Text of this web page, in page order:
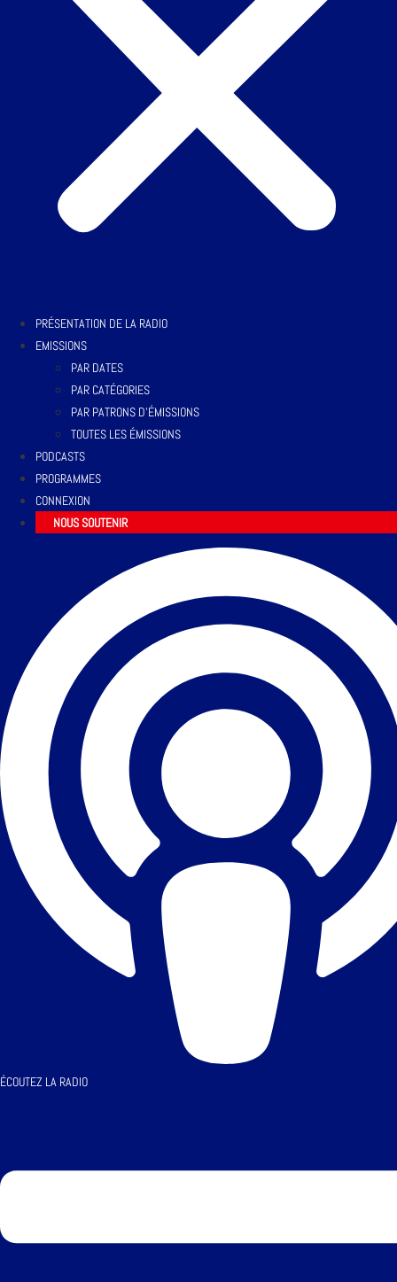
PRÉSENTATION DE LA RADIO
EMISSIONS
PAR DATES
PAR CATÉGORIES
PAR PATRONS D’ÉMISSIONS
TOUTES LES ÉMISSIONS
PODCASTS
PROGRAMMES
CONNEXION
NOUS SOUTENIR
ÉCOUTEZ LA RADIO